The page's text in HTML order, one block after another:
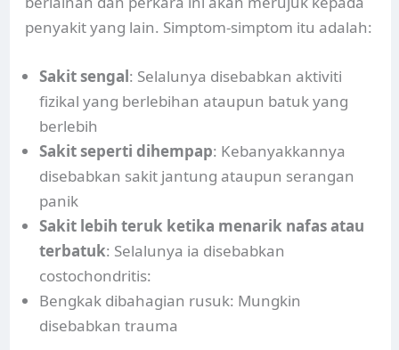
penyakit yang lain. Simptom-simptom itu adalah:
Sakit sengal: Selalunya disebabkan aktiviti
fizikal yang berlebihan ataupun batuk yang
berlebih
Sakit seperti dihempap: Kebanyakkannya
disebabkan sakit jantung ataupun serangan
panik
Sakit lebih teruk ketika menarik nafas atau
terbatuk: Selalunya ia disebabkan
costochondritis:
Bengkak dibahagian rusuk: Mungkin
disebabkan trauma